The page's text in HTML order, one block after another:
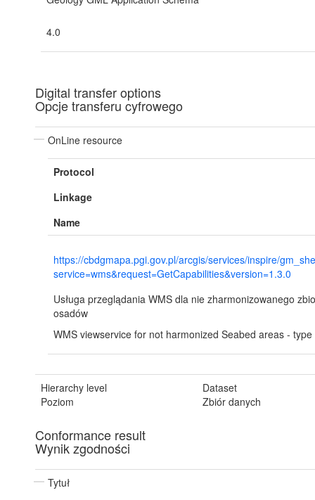
4.0
Digital transfer options
Opcje transferu cyfrowego
OnLine resource
Protocol
Linkage
Name
https://cbdgmapa.pgi.gov.pl/arcgis/services/inspire/
service=wms&request=GetCapabilities&version=1.3.0
Usługa przeglądania WMS dla nie zharmonizowanego
osadów
WMS viewservice for not harmonized Seabed areas -
Hierarchy level
Poziom
Dataset
Zbiór danych
Conformance result
Wynik zgodności
Tytuł